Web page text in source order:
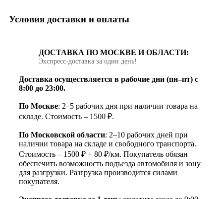
Условия доставки и оплаты
ДОСТАВКА ПО МОСКВЕ И ОБЛАСТИ:
Экспресс‑доставка за один день!
Доставка осуществляется в рабочие дни (пн–пт) с
8:00 до 23:00.
По Москве: 2–5 рабочих дня при наличии товара на
складе. Стоимость – 1500 ₽.
По Московской области: 2–10 рабочих дней при
наличии товара на складе и свободного транспорта.
Стоимость – 1500 ₽ + 80 ₽/км. Покупатель обязан
обеспечить возможность подъезда автомобиля и зону
для разгрузки. Разгрузка производится силами
покупателя.